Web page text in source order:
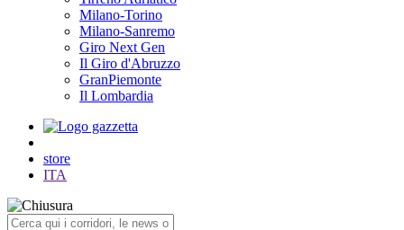
Milano-Torino
Milano-Sanremo
Giro Next Gen
Il Giro d'Abruzzo
GranPiemonte
Il Lombardia
store
ITA